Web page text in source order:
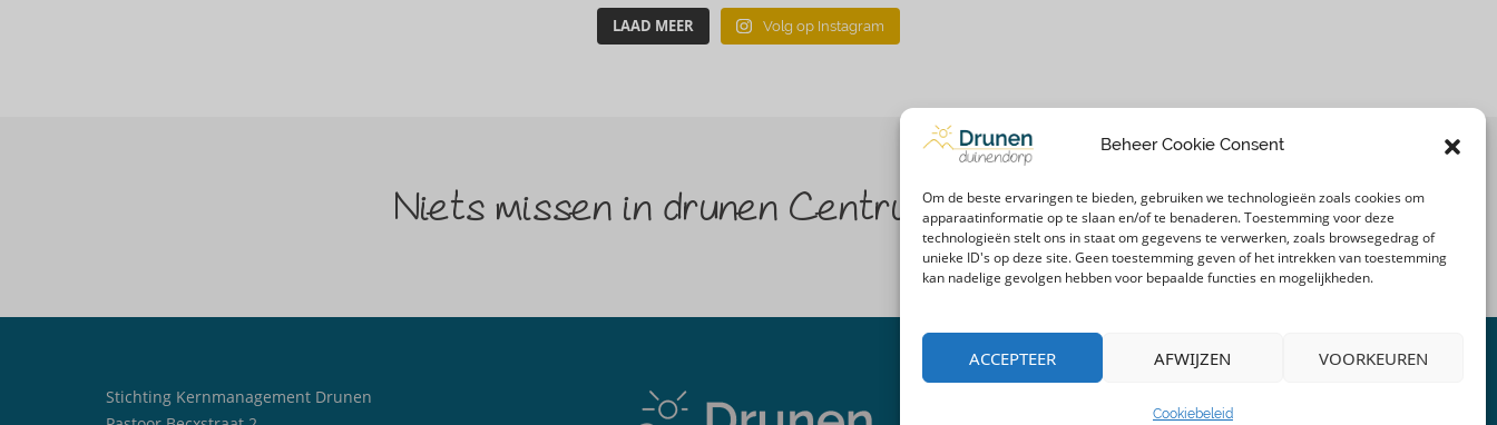
Beheer Cookie Consent
Om de beste ervaringen te bieden, gebruiken we technologieën zoals cookies om
apparaatinformatie op te slaan en/of te benaderen. Toestemming voor deze
technologieën stelt ons in staat om gegevens te verwerken, zoals browsegedrag of
unieke ID's op deze site. Geen toestemming geven of het intrekken van toestemming
kan nadelige gevolgen hebben voor bepaalde functies en mogelijkheden.
ACCEPTEER AFWIJZEN VOORKEUREN
Cookiebeleid
LAAD MEER Volg op Instagram
Niets missen in drunen Centrum ?
Stichting Kernmanagement Drunen